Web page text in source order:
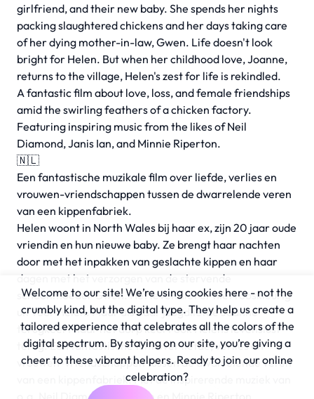
girlfriend, and their new baby. She spends her nights
packing slaughtered chickens and her days taking care
of her dying mother-in-law, Gwen. Life doesn't look
bright for Helen. But when her childhood love, Joanne,
returns to the village, Helen's zest for life is rekindled.
A fantastic film about love, loss, and female friendships
amid the swirling feathers of a chicken factory.
Featuring inspiring music from the likes of Neil
Diamond, Janis Ian, and Minnie Riperton.
🇳🇱
Een fantastische muzikale film over liefde, verlies en
vrouwen-vriendschappen tussen de dwarrelende veren
van een kippenfabriek.
Helen woont in North Wales bij haar ex, zijn 20 jaar oude
vriendin en hun nieuwe baby. Ze brengt haar nachten
door met het inpakken van geslachte kippen en haar
dagen met het verzorgen van de stervende
schoonmoeder Gwen. Het leven ziet er niet rooskleurig
uit voor Helen. Maar als haar jeugdliefde Joanne
terugkeert naar het dorp keert ook Helens levenslust
terug. Een fantastische film over liefde, verlies en
vrouwen-vriendschappen tussen de dwarrelende veren
van een kippenfabriek. Met de inspirerende muziek van
o.a. Neil Diamond, Janis Ian en Minnie Riperton.
Welcome to our site! We’re using cookies here - not the
crumbly kind, but the digital type. They help us create a
tailored experience that celebrates all the colors of the
digital spectrum. By staying on our site, you’re giving a
cheer to these vibrant helpers. Ready to join our online
celebration?